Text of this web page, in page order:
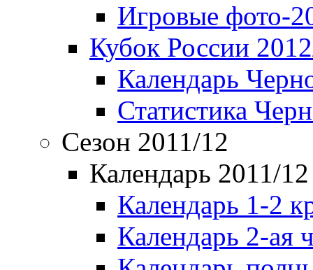
Игровые фото-
Кубок России
Календарь
Статистика
Сезон 2011/12
Календарь 2011/12
Календарь 1-2
Календарь 2-ая